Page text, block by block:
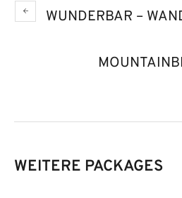
WUNDERBAR –
WEITERE PACKAGES